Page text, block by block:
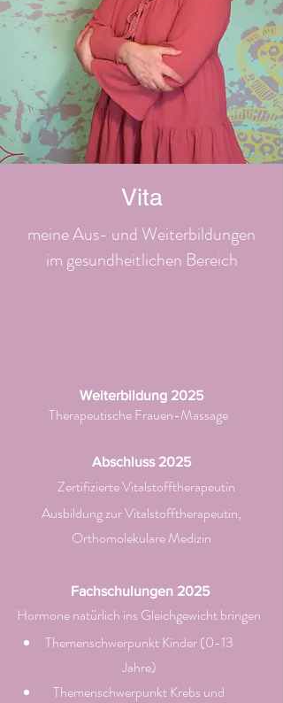
Vita
meine Aus- und Weiterbildungen
im gesundheitlichen Bereich
Weiterbildung 2025
Therapeutische Frauen-Massage
Abschluss 2025
Zertifizierte Vitalstofftherapeutin
Ausbildung zur Vitalstofftherapeutin,
Orthomolekulare Medizin
Fachschulungen 2025
Hormone natürlich ins Gleichgewicht bringen
Themenschwerpunkt Kinder (0-13
Jahre)
Themenschwerpunkt Krebs und